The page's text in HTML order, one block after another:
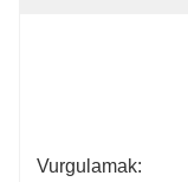
Vurgulamak: